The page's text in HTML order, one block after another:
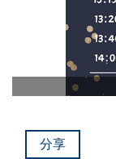
分享